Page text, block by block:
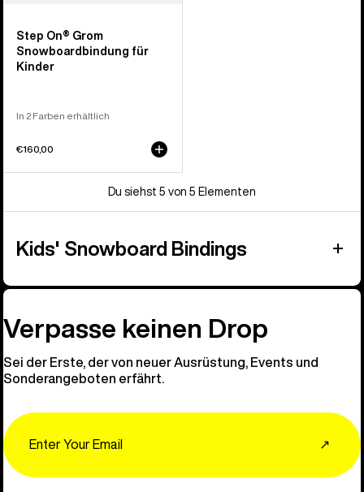
Step On® Grom
Snowboardbindung für
Kinder
In 2 Farben erhältlich
€160,00
Du siehst 5 von 5 Elementen
Kids' Snowboard Bindings
Verpasse keinen Drop
Sei der Erste, der von neuer Ausrüstung, Events und
Sonderangeboten erfährt.
↗